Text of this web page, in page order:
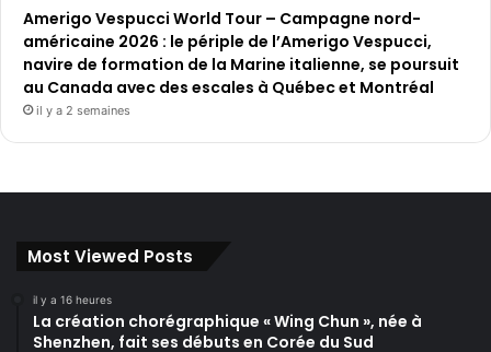
Amerigo Vespucci World Tour – Campagne nord-
américaine 2026 : le périple de l’Amerigo Vespucci,
navire de formation de la Marine italienne, se poursuit
au Canada avec des escales à Québec et Montréal
il y a 2 semaines
Most Viewed Posts
il y a 16 heures
La création chorégraphique « Wing Chun », née à
Shenzhen, fait ses débuts en Corée du Sud